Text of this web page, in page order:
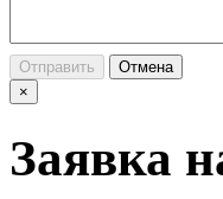
Отправить
Отмена
×
Заявка